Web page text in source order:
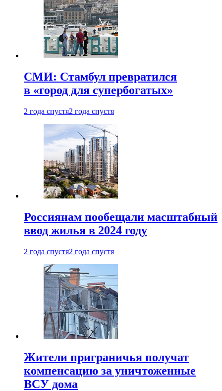
СМИ: Стамбул превратился
в «город для супербогатых»
2 года спустя2 года спустя
Россиянам пообещали масштабный
ввод жилья в 2024 году
2 года спустя2 года спустя
Жители приграничья получат
компенсацию за уничтоженные
ВСУ дома